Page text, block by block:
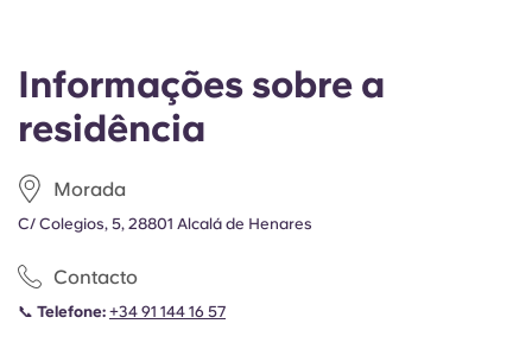
Informações sobre a
residência
Morada
C/ Colegios, 5, 28801 Alcalá de Henares
Contacto
📞 Telefone: +34 91 144 16 57